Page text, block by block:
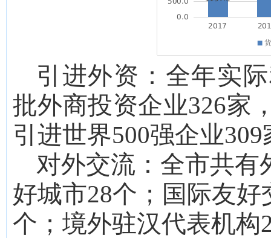
引进外资： 全年实
批外商投资企业326家
引进世界500强企业309
对外交流： 全市共有
好城市28个 ； 国际友好
个； 境外驻汉代表机构